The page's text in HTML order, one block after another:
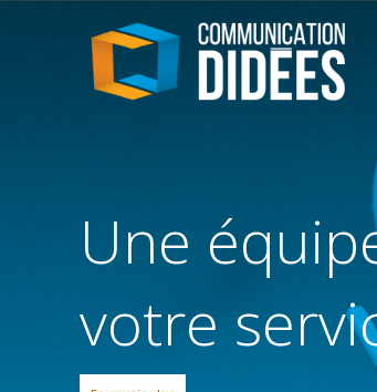
à